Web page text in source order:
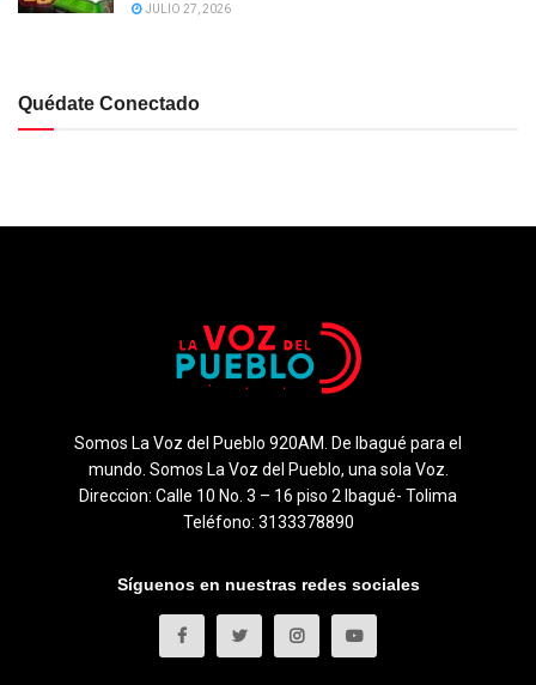
JULIO 27, 2026
Quédate Conectado
Somos La Voz del Pueblo 920AM. De Ibagué para el
mundo. Somos La Voz del Pueblo, una sola Voz.
Direccion: Calle 10 No. 3 – 16 piso 2 Ibagué- Tolima
Teléfono: 3133378890
Síguenos en nuestras redes sociales